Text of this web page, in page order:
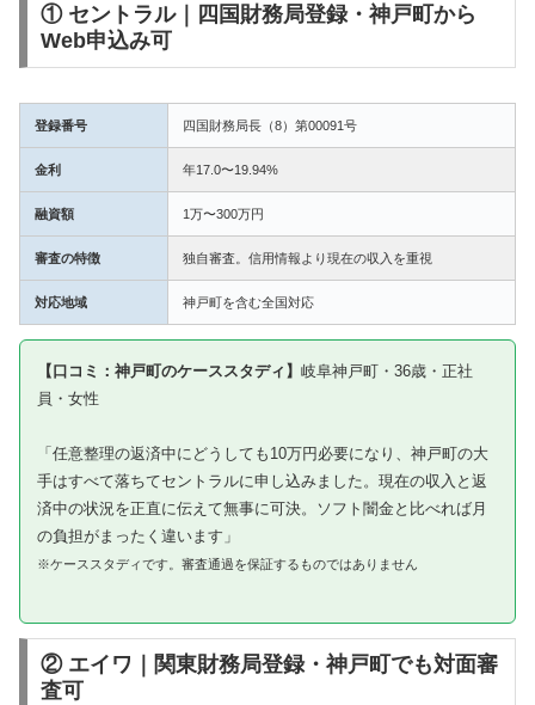
① セントラル｜四国財務局登録・神戸町から
Web申込み可
登録番号 四国財務局長（8）第00091号
金利 年17.0〜19.94%
融資額 1万〜300万円
審査の特徴 独自審査。信用情報より現在の収入を重視
対応地域 神戸町を含む全国対応
【口コミ：神戸町のケーススタディ】 岐阜神戸町・36歳・正社
員・女性
「任意整理の返済中にどうしても10万円必要になり、神戸町の大
手はすべて落ちてセントラルに申し込みました。現在の収入と返
済中の状況を正直に伝えて無事に可決。ソフト闇金と比べれば月
の負担がまったく違います」
※ケーススタディです。審査通過を保証するものではありません
② エイワ｜関東財務局登録・神戸町でも対面審
査可